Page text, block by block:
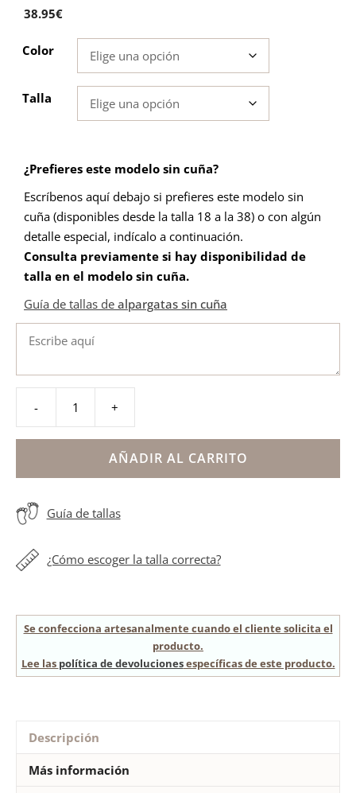
38.95€
Color
Talla
¿Prefieres este modelo sin cuña?
Escríbenos aquí debajo si prefieres este modelo sin
cuña (disponibles desde la talla 18 a la 38) o con algún
detalle especial, indícalo a continuación.
Consulta previamente si hay disponibilidad de
talla en el modelo sin cuña.
Guía de tallas de alpargatas sin cuña
-
comunión
con
rosetón
+
AÑADIR AL CARRITO
Guía de tallas
¿Cómo escoger la talla correcta?
Se confecciona artesanalmente cuando el cliente solicita el
producto.
Lee las política de devolucionesespecíficas de este producto.
Descripción
Más información